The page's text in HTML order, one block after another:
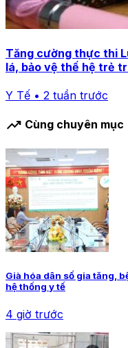
Tăng cường thực thi
lá, bảo vệ thế hệ trẻ
Y Tế • 2 tuần trước
trending_up Cùng chuyên mục
Già hóa dân số gia tăng,
hệ thống y tế
4 giờ trước